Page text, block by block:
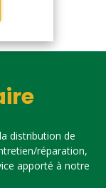
distribution de
réparation,
apporté à notre